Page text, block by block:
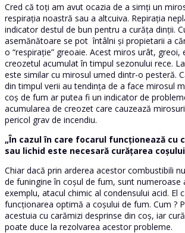
Cred că toți am avut ocazia de a simți un
respirația noastră sau a altcuiva. Repirația
indicator destul de bun pentru a curăța dinții.
asemănătoare se pot întâlni și propietarii a
o “respirație” greoaie. Acest miros urât, greoi,
creozetul acumulat în timpul sezonului rece.
este similar cu mirosul umed dintr-o pesteră.
din timpul verii au tendința de a face mirosul
coș de fum ar putea fi un indicator de
acumularea de creozet care cauzează
pericol grav de incendiu.
„În cazul în care focarul funcționează cu
sau lichid este necesară curățarea
Chiar dacă prin arderea acestor combustibili
de funingine în coșul de fum, sunt numeroase
exemplu, atacul chimic al condensului acid. El
funcționarea optimă a coșului de fum. Cum ?
acestuia cu carămizi desprinse din coș, iar
poate duce la rezolvarea acestor probleme.